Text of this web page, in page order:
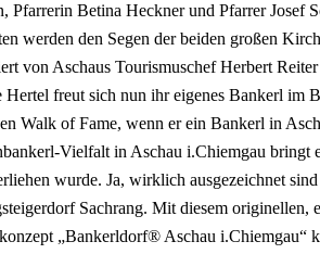
Pfarrerin Betina Heckner und Pfarrer Josef
werden den Segen der beiden großen
von Aschaus Tourismuschef Herbert
Hertel freut sich nun ihr eigenes Bankerl im
Walk of Fame, wenn er ein Bankerl in
Vielfalt in Aschau i.Chiemgau bringt
wurde. Ja, wirklich ausgezeichnet
Sachrang. Mit diesem originellen,
„Bankerldorf® Aschau i.Chiemgau“